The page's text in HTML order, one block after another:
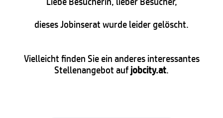
dieses Jobinserat wurde leider gelöscht.
Vielleicht finden Sie ein anderes interessantes
Stellenangebot aufjobcity.at.